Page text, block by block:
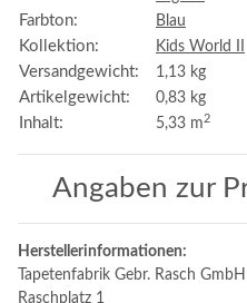
Farbton: Blau
Kollektion: Kids World II
Versandgewicht: 1,13 kg
Artikelgewicht: 0,83 kg
Inhalt: 5,33 m 2
Angaben zur
Herstellerinformationen:
Tapetenfabrik Gebr. Rasch
Raschplatz 1